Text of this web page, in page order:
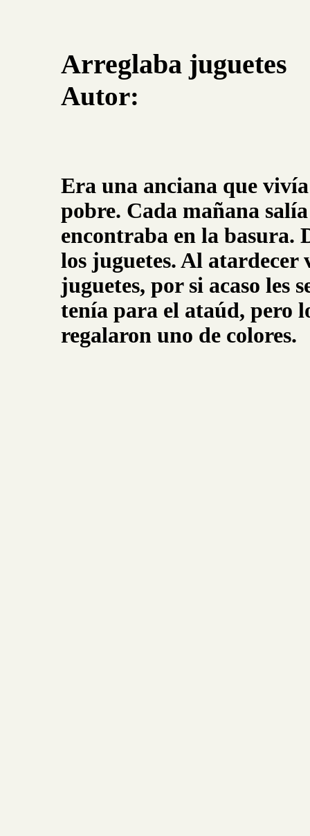
Arreglaba juguetes
Autor:
Era una anciana que
pobre. Cada mañana
encontraba en la basura.
los juguetes. Al atardecer
juguetes, por si acaso les
tenía para el ataúd, pero
regalaron uno de colores.